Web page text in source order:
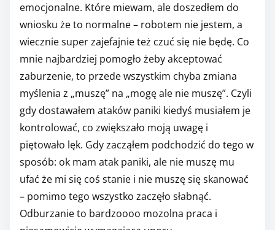
emocjonalne. Które miewam, ale doszedłem do
wniosku że to normalne – robotem nie jestem, a
wiecznie super zajefajnie też czuć się nie będę. Co
mnie najbardziej pomogło żeby akceptować
zaburzenie, to przede wszystkim chyba zmiana
myślenia z „muszę” na „mogę ale nie muszę”. Czyli
gdy dostawałem ataków paniki kiedyś musiałem je
kontrolować, co zwiększało moją uwagę i
piętowało lęk. Gdy zacząłem podchodzić do tego w
sposób: ok mam atak paniki, ale nie muszę mu
ufać że mi się coś stanie i nie muszę się skanować
– pomimo tego wszystko zaczęło słabnąć.
Odburzanie to bardzoooo mozolna praca i